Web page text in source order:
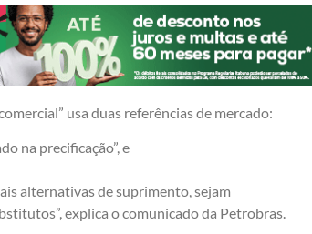
usa duas referências de mercado:
na precificação”, e
alternativas de suprimento, sejam
explica o comunicado da Petrobras.